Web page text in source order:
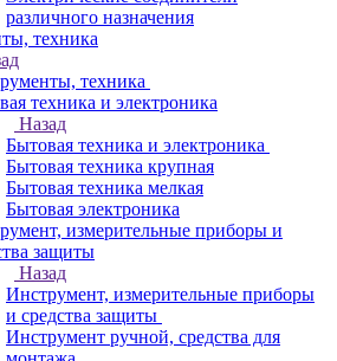
различного назначения
техника
техника
техника и электроника
Назад
Бытовая техника и электроника
Бытовая техника крупная
Бытовая техника мелкая
Бытовая электроника
измерительные приборы и
защиты
Назад
Инструмент, измерительные приборы
и средства защиты
Инструмент ручной, средства для